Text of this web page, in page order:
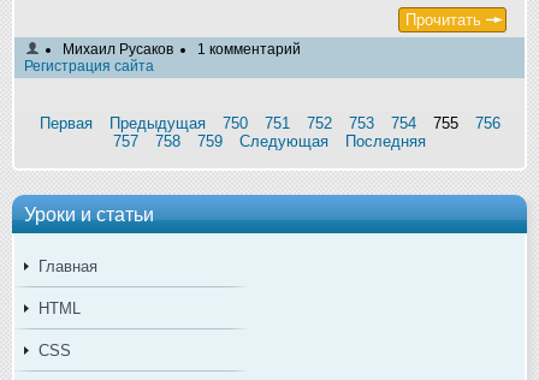
Уроки и статьи
Главная
HTML
CSS
Прочитать
Михаил Русаков
1 комментарий
Регистрация сайта
Первая Предыдущая 750 751 752 753 754 755
756
757
758 759 Следующая Последняя